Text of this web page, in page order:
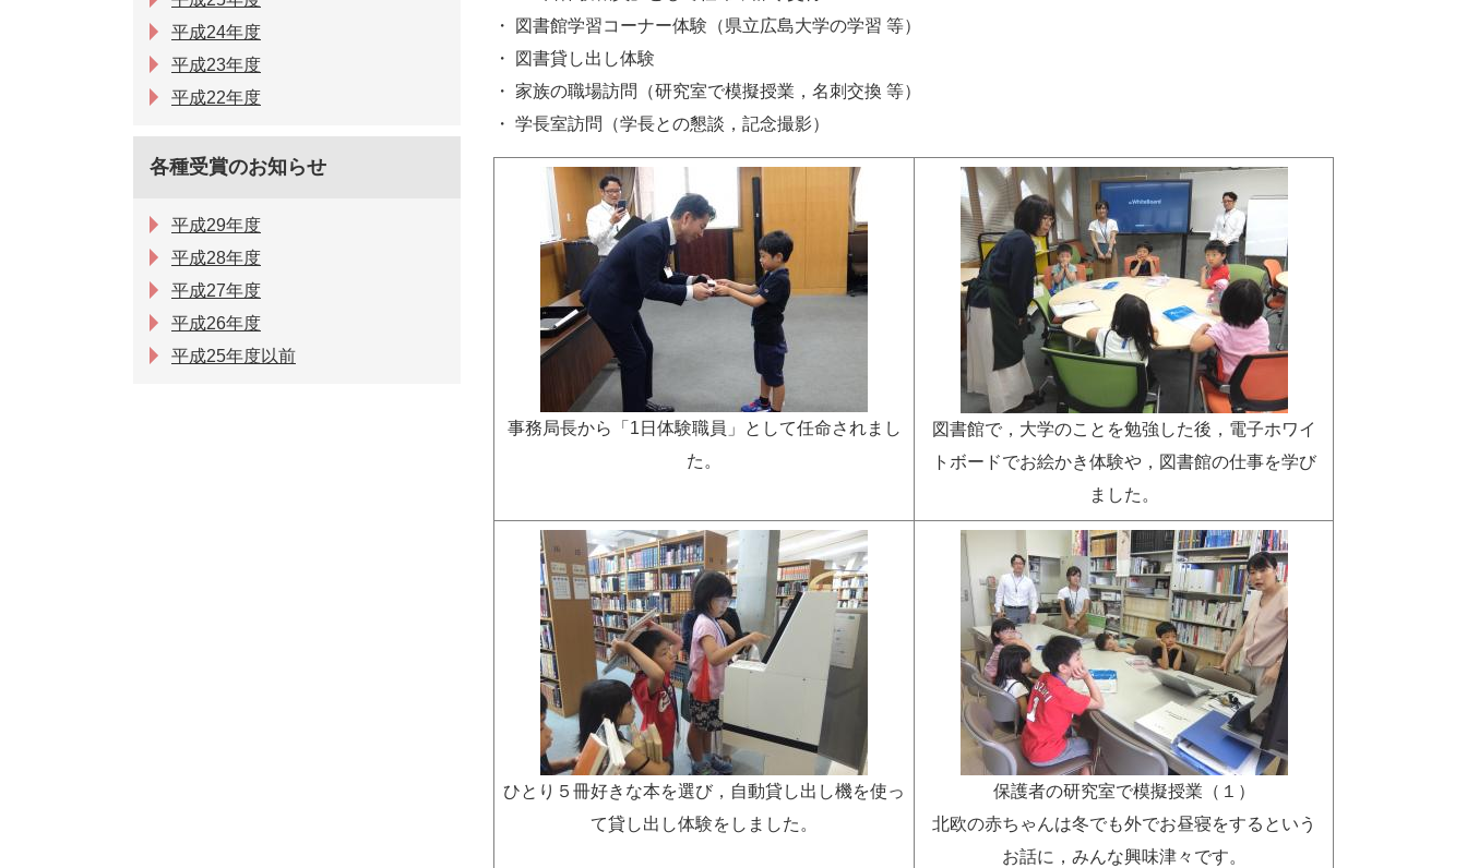
・ 図書館学習コーナー体験（県立広島大学の学習 等）
・ 図書貸し出し体験
・ 家族の職場訪問（研究室で模擬授業，名刺交換 等）
・ 学長室訪問（学長との懇談，記念撮影）
事務局長から「1日体験職員」として任命されまし
た。
図書館で，大学のことを勉強した後，電子ホワイ
トボードでお絵かき体験や，図書館の仕事を学び
ました。
ひとり５冊好きな本を選び，自動貸し出し機を使っ
て貸し出し体験をしました。
保護者の研究室で模擬授業（１）
北欧の赤ちゃんは冬でも外でお昼寝をするという
お話に，みんな興味津々です。
平成24年度
平成23年度
平成22年度
各種受賞のお知らせ
平成29年度
平成28年度
平成27年度
平成26年度
平成25年度以前